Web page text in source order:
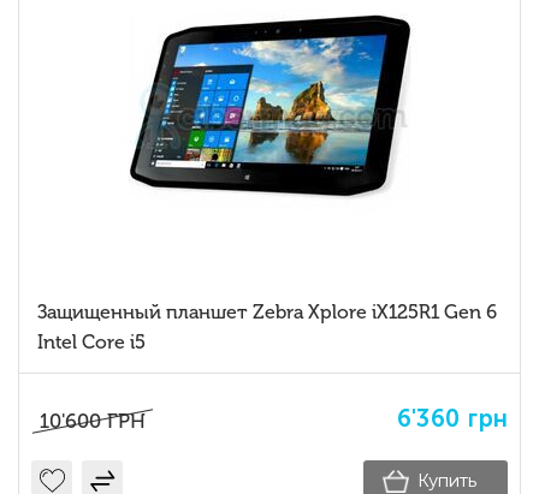
Защищенный планшет Zebra Xplore iX125R1 Gen 6
Intel Core i5
10'600 ГРН 6'360 грн
Купить